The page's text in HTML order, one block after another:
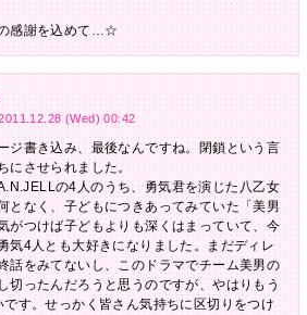
感謝を込めて…☆
(Wed) 00:42
ジ書き込み、最後なんですね。閉鎖という言
にさせられました。
の4人のうち、勇気君を演じた八乙女
となく、子どもにつきあってみていた「美男
がつけば子どもよりも深くはまっていて、今
気4人とも大好きになりました。まだディレ
話をみてないし、このドラマでチーム美男の
切ったんだろうと思うのですが、やはりもう
す。せっかく皆さん気持ちに区切りをつけ